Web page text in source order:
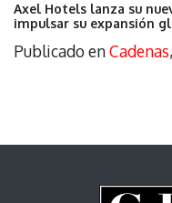
Axel Hotels lanza su
impulsar su expansión
Publicado enCadenas,